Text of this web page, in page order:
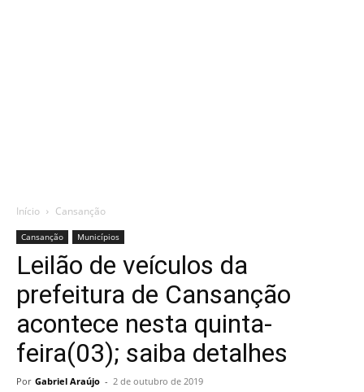
Início Cansanção
Cansanção Municípios
Leilão de veículos da
prefeitura de Cansanção
acontece nesta quinta-
feira(03); saiba detalhes
Por Gabriel Araújo - 2 de outubro de 2019